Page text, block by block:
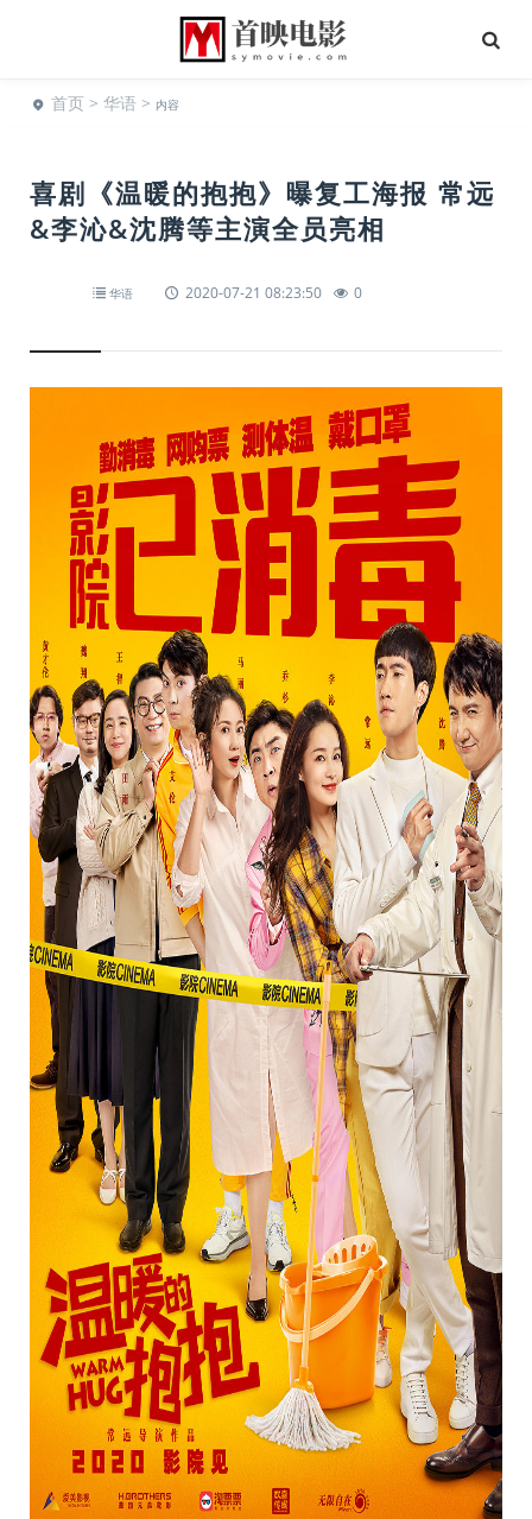
首页 > 华语 > 内容
喜剧《温暖的抱抱》曝复工海报 常远
&李沁&沈腾等主演全员亮相
华语 2020-07-21 08:23:50 0